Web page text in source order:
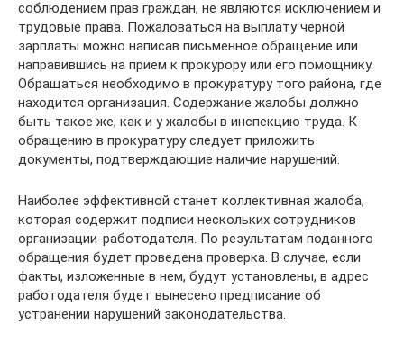
соблюдением прав граждан, не являются исключением и
трудовые права. Пожаловаться на выплату черной
зарплаты можно написав письменное обращение или
направившись на прием к прокурору или его помощнику.
Обращаться необходимо в прокуратуру того района, где
находится организация. Содержание жалобы должно
быть такое же, как и у жалобы в инспекцию труда. К
обращению в прокуратуру следует приложить
документы, подтверждающие наличие нарушений.
Наиболее эффективной станет коллективная жалоба,
которая содержит подписи нескольких сотрудников
организации-работодателя. По результатам поданного
обращения будет проведена проверка. В случае, если
факты, изложенные в нем, будут установлены, в адрес
работодателя будет вынесено предписание об
устранении нарушений законодательства.